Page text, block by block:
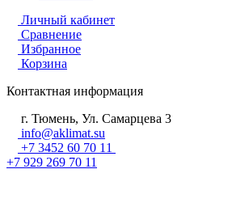
Личный кабинет
Сравнение
Избранное
Корзина
Контактная информация
г. Тюмень, Ул. Самарцева 3
info@aklimat.su
+7 3452 60 70 11
+7 929 269 70 11